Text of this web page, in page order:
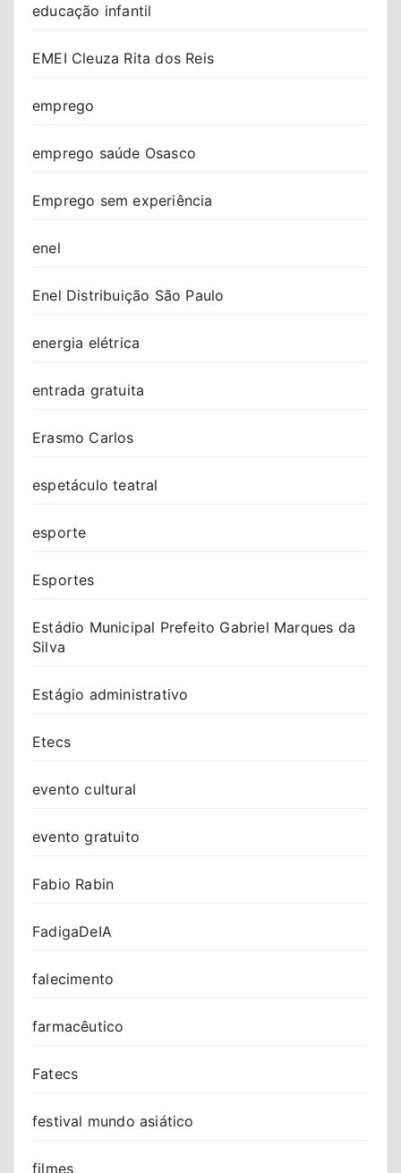
educação infantil
EMEI Cleuza Rita dos Reis
emprego
emprego saúde Osasco
Emprego sem experiência
enel
Enel Distribuição São Paulo
energia elétrica
entrada gratuita
Erasmo Carlos
espetáculo teatral
esporte
Esportes
Estádio Municipal Prefeito Gabriel Marques da
Silva
Estágio administrativo
Etecs
evento cultural
evento gratuito
Fabio Rabin
FadigaDeIA
falecimento
farmacêutico
Fatecs
festival mundo asiático
filmes